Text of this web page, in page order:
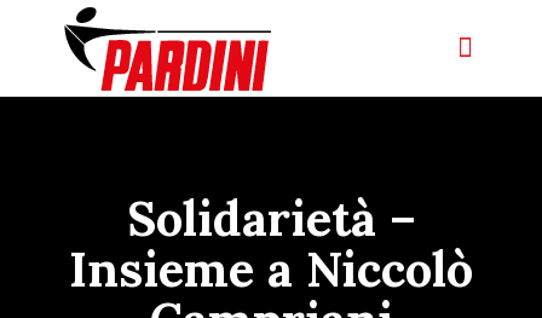
Solidarietà –
Insieme a Niccolò